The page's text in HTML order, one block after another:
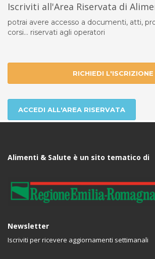
Iscriviti all'Area Riservata di
potrai avere accesso a documenti, atti,
corsi... riservati agli operatori
RICHIEDI L'ISCRIZIONE
ACCEDI ALL'AREA RISERVATA
Alimenti & Salute è un sito tematico di
Newsletter
Iscriviti per ricevere aggiornamenti settimanali